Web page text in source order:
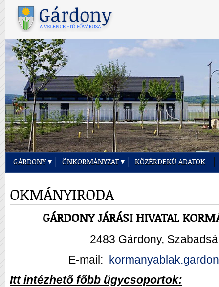
GÁRDONY ÖNKORMÁNYZAT KÖZÉRDEKŰ ADATOK
OKMÁNYIRODA
GÁRDONY JÁRÁSI HIVATAL
2483 Gárdony,
E-mail:
Itt intézhető főbb ügycsoportok: